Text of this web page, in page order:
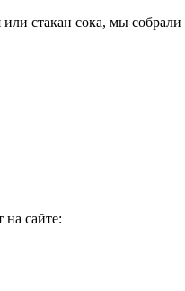
стакан сока, мы собрали
на сайте: